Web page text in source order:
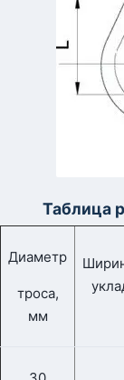
Таблица
Диаметр
троса,
мм